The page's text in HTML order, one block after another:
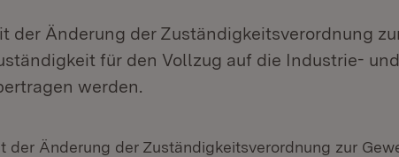
der Änderung der Zuständigkeitsverordnung
für den Vollzug auf die Industrie-
werden.
der Änderung der Zuständigkeitsverordnung zur